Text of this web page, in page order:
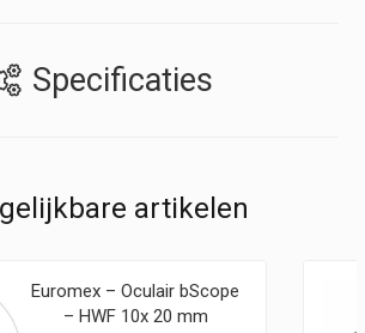
Specificaties
artikelen
Euromex – Oculair bScope
– HWF 10x 20 mm